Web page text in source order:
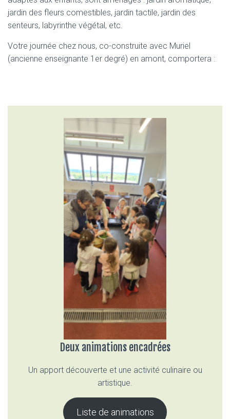
jardin des fleurs comestibles, jardin tactile, jardin des
senteurs, labyrinthe végétal, etc.
Votre journée chez nous, co-construite avec Muriel
(ancienne enseignante 1er degré) en amont, comportera :
Deux animations encadrées
Un apport découverte et une activité culinaire ou
artistique.
Liste de animations